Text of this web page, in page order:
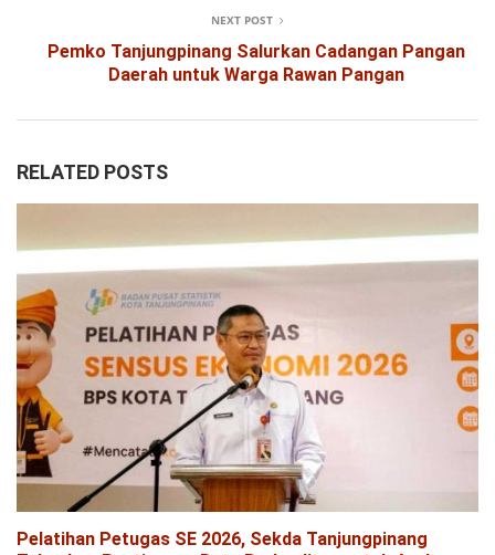
NEXT POST
Pemko Tanjungpinang Salurkan Cadangan Pangan
Daerah untuk Warga Rawan Pangan
RELATED POSTS
Pelatihan Petugas SE 2026, Sekda Tanjungpinang